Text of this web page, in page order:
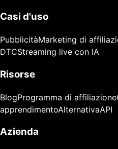
Casi d'uso
PubblicitàMarketing di
DTCStreaming live con IA
Risorse
BlogProgramma di affiliazione
apprendimentoAlternativaAPI
Azienda